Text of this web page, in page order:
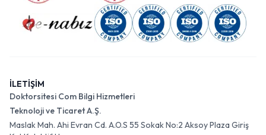
İLETİŞİM
Doktorsitesi Com Bilgi Hizmetleri
Teknoloji ve Ticaret A.Ş.
Maslak Mah. Ahi Evran Cd. A.O.S 55 Sokak No:2 Aksoy Plaza Giriş